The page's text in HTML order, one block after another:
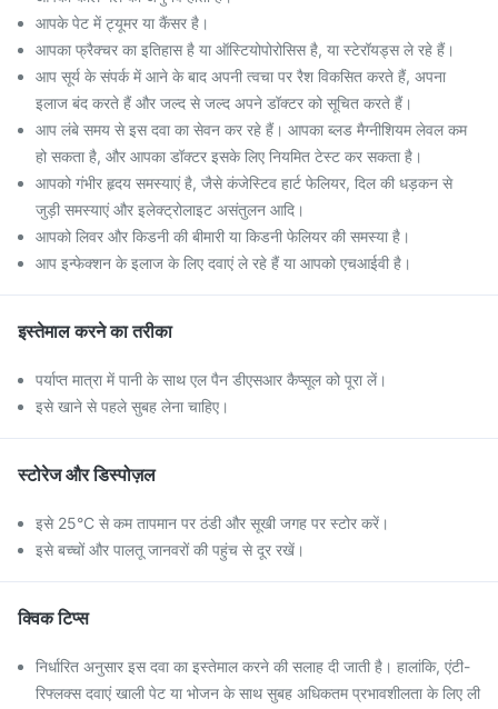
आपके पेट में ट्यूमर या कैंसर है।
आपका फ्रैक्चर का इतिहास है या ऑस्टियोपोरोसिस है, या स्टेरॉयड्स ले रहे हैं।
आप सूर्य के संपर्क में आने के बाद अपनी त्वचा पर रैश विकसित करते हैं, अपना
इलाज बंद करते हैं और जल्द से जल्द अपने डॉक्टर को सूचित करते हैं।
आप लंबे समय से इस दवा का सेवन कर रहे हैं। आपका ब्लड मैग्नीशियम लेवल कम
हो सकता है, और आपका डॉक्टर इसके लिए नियमित टेस्ट कर सकता है।
आपको गंभीर हृदय समस्याएं है, जैसे कंजेस्टिव हार्ट फेलियर, दिल की धड़कन से
जुड़ी समस्याएं और इलेक्ट्रोलाइट असंतुलन आदि।
आपको लिवर और किडनी की बीमारी या किडनी फेलियर की समस्या है।
आप इन्फेक्शन के इलाज के लिए दवाएं ले रहे हैं या आपको एचआईवी है।
इस्तेमाल करने का तरीका
पर्याप्त मात्रा में पानी के साथ एल पैन डीएसआर कैप्सूल को पूरा लें।
इसे खाने से पहले सुबह लेना चाहिए।
स्टोरेज और डिस्पोज़ल
इसे 25°C से कम तापमान पर ठंडी और सूखी जगह पर स्टोर करें।
इसे बच्चों और पालतू जानवरों की पहुंच से दूर रखें।
क्विक टिप्स
निर्धारित अनुसार इस दवा का इस्तेमाल करने की सलाह दी जाती है। हालांकि, एंटी-
रिफ्लक्स दवाएं खाली पेट या भोजन के साथ सुबह अधिकतम प्रभावशीलता के लिए ली